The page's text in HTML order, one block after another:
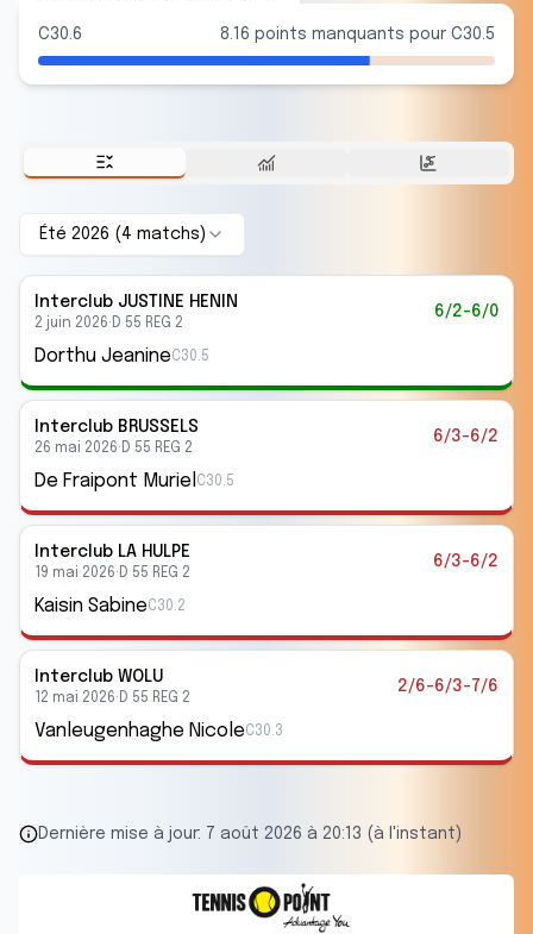
C30.6 8.16 points manquants pour C30.5
Été 2026 ( 4 matchs )
Interclub JUSTINE HENIN
2 juin 2026· D 55 REG 2
6/2-6/0
Dorthu JeanineC30.5
Interclub BRUSSELS
26 mai 2026· D 55 REG 2
6/3-6/2
De Fraipont Muriel C30.5
Interclub LA HULPE
19 mai 2026· D 55 REG 2
6/3-6/2
Kaisin SabineC30.2
Interclub WOLU
12 mai 2026· D 55 REG 2
2/6-6/3-7/6
Vanleugenhaghe NicoleC30.3
Dernière mise à jour: 7 août 2026 à 20:13 (à l'instant)